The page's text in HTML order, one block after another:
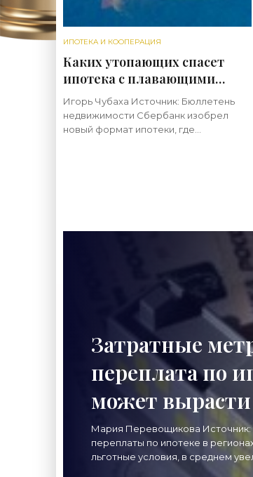
ИПОТЕКА И КООПЕРАЦИЯ
Каких утопающих спасет
ипотека с плавающими
ставками - «Ипотека»
Игорь Чубаха Источник: Бюллетень
недвижимости Сбербанк изобрел
новый формат ипотеки, где
Затратные
переплата по
может вырасти
после отмены
«Ипотека»
Мария Перевощикова Источник:
переплаты по ипотеке в
льготные условия, в среднем
на 40%, а итоговая стоимость